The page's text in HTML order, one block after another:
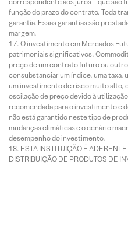
função do prazo do contrato. Toda
garantia. Essas garantias são
margem.
O investimento em Mercados
patrimoniais significativos.
preço de um contrato futuro ou
consubstanciar um índice, uma taxa,
um investimento de risco muito alto,
oscilação de preço devido à
recomendada para o investimento é
não está garantido neste tipo de
mudanças climáticas e o cenário
desempenho do investimento.
ESTA INSTITUIÇÃO É
DISTRIBUIÇÃO DE PRODUTOS DE